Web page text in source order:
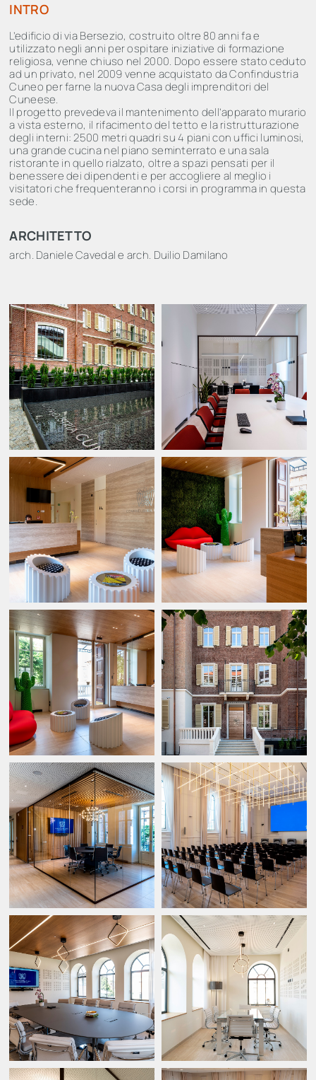
INTRO
L’edificio di via Bersezio, costruito oltre 80 anni fa e
utilizzato negli anni per ospitare iniziative di formazione
religiosa, venne chiuso nel 2000. Dopo essere stato ceduto
ad un privato, nel 2009 venne acquistato da Confindustria
Cuneo per farne la nuova Casa degli imprenditori del
Cuneese.
Il progetto prevedeva il mantenimento dell’apparato murario
a vista esterno, il rifacimento del tetto e la ristrutturazione
degli interni: 2500 metri quadri su 4 piani con uffici luminosi,
una grande cucina nel piano seminterrato e una sala
ristorante in quello rialzato, oltre a spazi pensati per il
benessere dei dipendenti e per accogliere al meglio i
visitatori che frequenteranno i corsi in programma in questa
sede.
ARCHITETTO
arch. Daniele Cavedal e arch. Duilio Damilano